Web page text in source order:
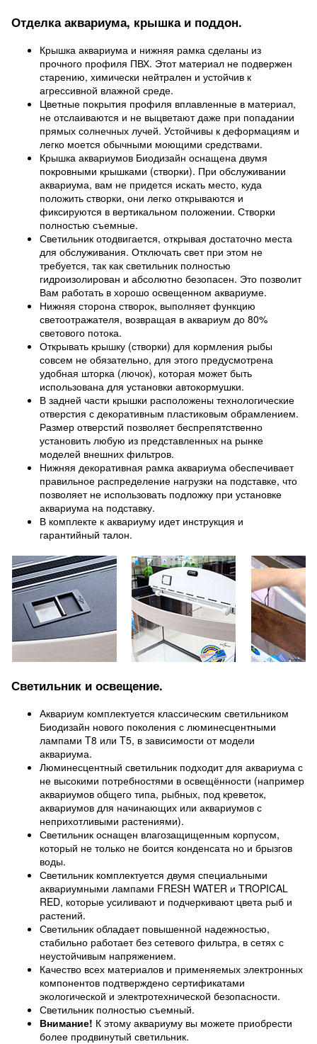
Отделка аквариума, крышка и поддон.
Крышка аквариума и нижняя рамка сделаны из
прочного профиля ПВХ. Этот материал не подвержен
старению, химически нейтрален и устойчив к
агрессивной влажной среде.
Цветные покрытия профиля вплавленные в материал,
не отслаиваются и не выцветают даже при попадании
прямых солнечных лучей. Устойчивы к деформациям и
легко моется обычными моющими средствами.
Крышка аквариумов Биодизайн оснащена двумя
покровными крышками (створки). При обслуживании
аквариума, вам не придется искать место, куда
положить створки, они легко открываются и
фиксируются в вертикальном положении. Створки
полностью съемные.
Светильник отодвигается, открывая достаточно места
для обслуживания. Отключать свет при этом не
требуется, так как светильник полностью
гидроизолирован и абсолютно безопасен. Это позволит
Вам работать в хорошо освещенном аквариуме.
Нижняя сторона створок, выполняет функцию
светоотражателя, возвращая в аквариум до 80%
светового потока.
Открывать крышку (створки) для кормления рыбы
совсем не обязательно, для этого предусмотрена
удобная шторка (лючок), которая может быть
использована для установки автокормушки.
В задней части крышки расположены технологические
отверстия с декоративным пластиковым обрамлением.
Размер отверстий позволяет беспрепятственно
установить любую из представленных на рынке
моделей внешних фильтров.
Нижняя декоративная рамка аквариума обеспечивает
правильное распределение нагрузки на подставке, что
позволяет не использовать подложку при установке
аквариума на подставку.
В комплекте к аквариуму идет инструкция и
гарантийный талон.
Светильник и освещение.
Аквариум комплектуется классическим светильником
Биодизайн нового поколения с люминесцентными
лампами T8 или T5, в зависимости от модели
аквариума.
Люминесцентный светильник подходит для аквариума с
не высокими потребностями в освещённости (например
аквариумов общего типа, рыбных, под креветок,
аквариумов для начинающих или аквариумов с
неприхотливыми растениями).
Светильник оснащен влагозащищенным корпусом,
который не только не боится конденсата но и брызгов
воды.
Светильник комплектуется двумя специальными
аквариумными лампами FRESH WATER и TROPICAL
RED, которые усиливают и подчеркивают цвета рыб и
растений.
Светильник обладает повышенной надежностью,
стабильно работает без сетевого фильтра, в сетях с
неустойчивым напряжением.
Качество всех материалов и применяемых электронных
компонентов подтверждено сертификатами
экологической и электротехнической безопасности.
Светильник полностью съемный.
Внимание! К этому аквариуму вы можете приобрести
более продвинутый светильник.